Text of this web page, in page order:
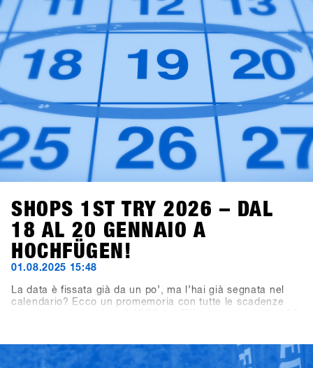
SHOPS 1ST TRY 2026 – DAL
18 AL 20 GENNAIO A
HOCHFÜGEN!
01.08.2025 15:48
La data è fissata già da un po’, ma l’hai già segnata nel
calendario? Ecco un promemoria con tutte le scadenze
settembre 2025, mentre la registrazione per i negozi aprirà
il 7 novembre 2025.Un consiglio per tutti i negozi: